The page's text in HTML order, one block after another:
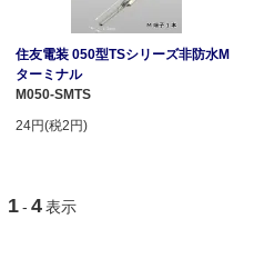
住友電装 050型TSシリーズ非防水M
ターミナル
M050-SMTS
24円(税2円)
1- 4表示